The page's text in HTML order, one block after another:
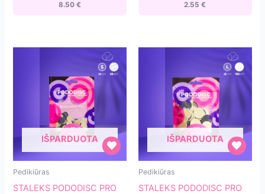
8.50€
2.55€
STALEKS
IŠPARDUOTA
Pedikiūras
STALEKS PODODISC PRO
STALEKS
IŠPARDUOTA
Pedikiūras
STALEKS PODODISC PRO